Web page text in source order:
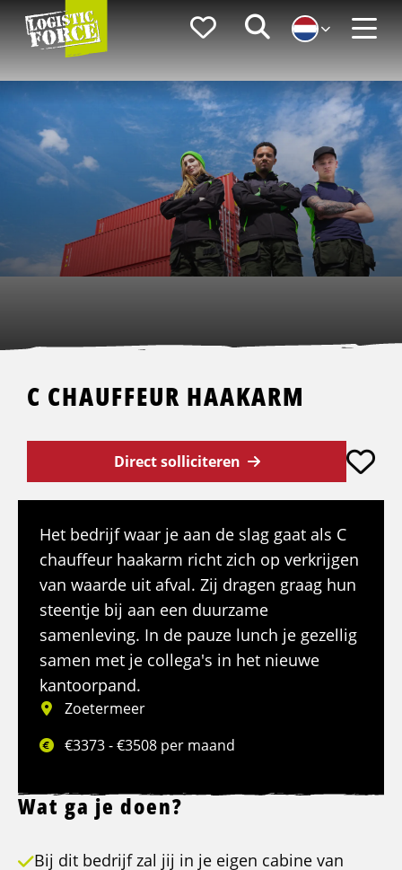
Logistic
Force
FavorietenZoeken
C CHAUFFEUR HAAKARM
Direct solliciteren
Het bedrijf waar je aan de slag gaat als C
chauffeur haakarm richt zich op verkrijgen
van waarde uit afval. Zij dragen graag hun
steentje bij aan een duurzame
samenleving. In de pauze lunch je gezellig
samen met je collega's in het nieuwe
kantoorpand.
Zoetermeer
€3373 - €3508 per maand
Wat ga je doen?
Bij dit bedrijf zal jij in je eigen cabine van